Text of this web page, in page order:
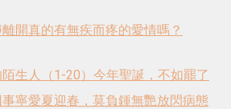
開真的有無疾而疼的愛情嗎？
生人（1-20） 今年聖誕，不如罷了
事寧愛夏迎春，莫負鍾無艷放閃病態